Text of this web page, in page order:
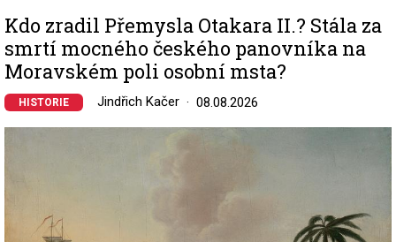
Kdo zradil Přemysla Otakara II.? Stála za
smrtí mocného českého panovníka na
Moravském poli osobní msta?
HISTORIE Jindřich Kačer 08.08.2026